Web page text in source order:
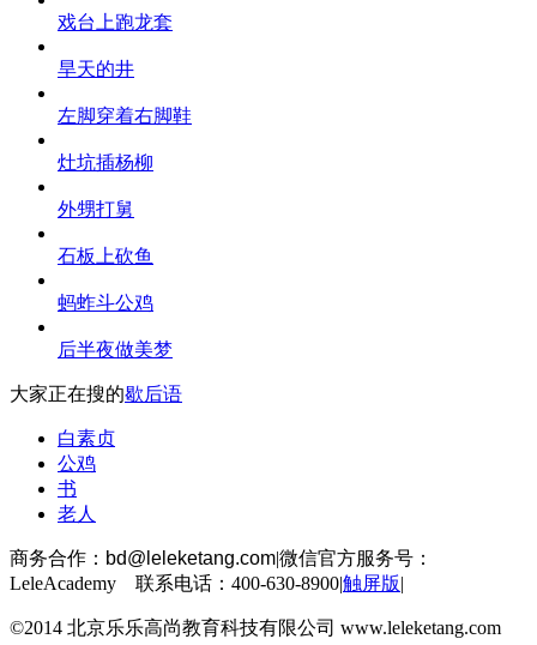
戏台上跑龙套
旱天的井
左脚穿着右脚鞋
灶坑插杨柳
外甥打舅
石板上砍鱼
蚂蚱斗公鸡
后半夜做美梦
大家正在搜的歇后语
白素贞
公鸡
书
老人
商务合作： bd@leleketang.com|微信官方服务号：
LeleAcademy 联系电话：400-630-8900|触屏版|
©2014 北京乐乐高尚教育科技有限公司 www.leleketang.com